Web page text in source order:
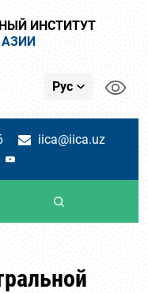
ИНСТИТУТ
Рус
iica@iica.uz